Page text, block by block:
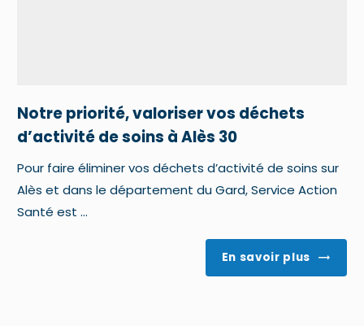
Notre priorité, valoriser vos déchets
d’activité de soins à Alès 30
Pour faire éliminer vos déchets d’activité de soins sur
Alès et dans le département du Gard, Service Action
Santé est ...
En savoir plus